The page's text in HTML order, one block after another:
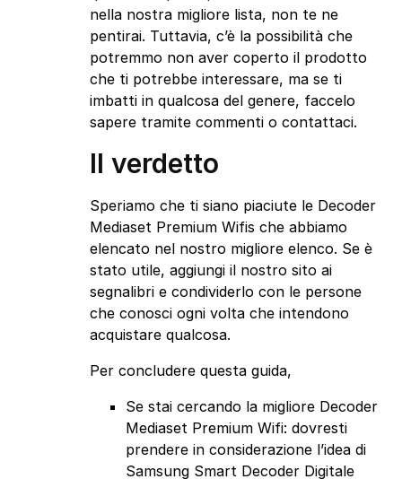
nella nostra migliore lista, non te ne
pentirai. Tuttavia, c’è la possibilità che
potremmo non aver coperto il prodotto
che ti potrebbe interessare, ma se ti
imbatti in qualcosa del genere, faccelo
sapere tramite commenti o contattaci.
Il verdetto
Speriamo che ti siano piaciute le Decoder
Mediaset Premium Wifis che abbiamo
elencato nel nostro migliore elenco. Se è
stato utile, aggiungi il nostro sito ai
segnalibri e condividerlo con le persone
che conosci ogni volta che intendono
acquistare qualcosa.
Per concludere questa guida,
Se stai cercando la migliore Decoder
Mediaset Premium Wifi: dovresti
prendere in considerazione l’idea di
Samsung Smart Decoder Digitale